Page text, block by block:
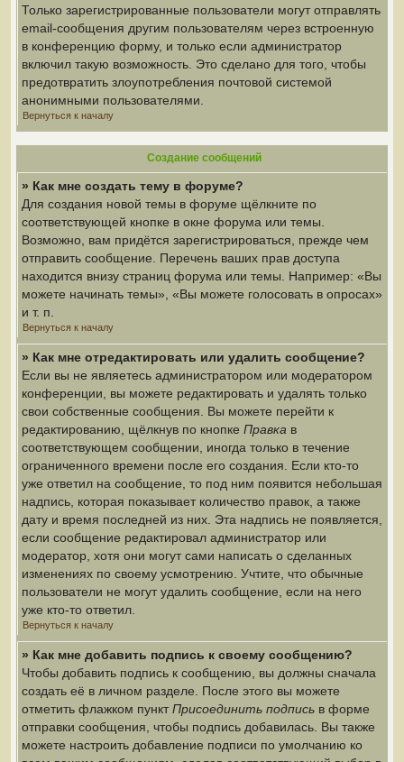
Только зарегистрированные пользователи могут отправлять
email-сообщения другим пользователям через встроенную
в конференцию форму, и только если администратор
включил такую возможность. Это сделано для того, чтобы
предотвратить злоупотребления почтовой системой
анонимными пользователями.
Вернуться к началу
Создание сообщений
» Как мне создать тему в форуме?
Для создания новой темы в форуме щёлкните по
соответствующей кнопке в окне форума или темы.
Возможно, вам придётся зарегистрироваться, прежде чем
отправить сообщение. Перечень ваших прав доступа
находится внизу страниц форума или темы. Например: «Вы
можете начинать темы», «Вы можете голосовать в опросах»
и т. п.
Вернуться к началу
» Как мне отредактировать или удалить сообщение?
Если вы не являетесь администратором или модератором
конференции, вы можете редактировать и удалять только
свои собственные сообщения. Вы можете перейти к
редактированию, щёлкнув по кнопке Правка в
соответствующем сообщении, иногда только в течение
ограниченного времени после его создания. Если кто-то
уже ответил на сообщение, то под ним появится небольшая
надпись, которая показывает количество правок, а также
дату и время последней из них. Эта надпись не появляется,
если сообщение редактировал администратор или
модератор, хотя они могут сами написать о сделанных
изменениях по своему усмотрению. Учтите, что обычные
пользователи не могут удалить сообщение, если на него
уже кто-то ответил.
Вернуться к началу
» Как мне добавить подпись к своему сообщению?
Чтобы добавить подпись к сообщению, вы должны сначала
создать её в личном разделе. После этого вы можете
отметить флажком пунктПрисоединить подпись в форме
отправки сообщения, чтобы подпись добавилась. Вы также
можете настроить добавление подписи по умолчанию ко